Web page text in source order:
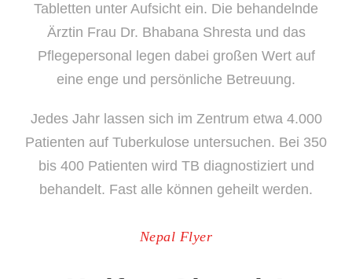
Tabletten unter Aufsicht ein. Die behandelnde
Ärztin Frau Dr. Bhabana Shresta und das
Pflegepersonal legen dabei großen Wert auf
eine enge und persönliche Betreuung.
Jedes Jahr lassen sich im Zentrum etwa 4.000
Patienten auf Tuberkulose untersuchen. Bei 350
bis 400 Patienten wird TB diagnostiziert und
behandelt. Fast alle können geheilt werden.
Nepal Flyer